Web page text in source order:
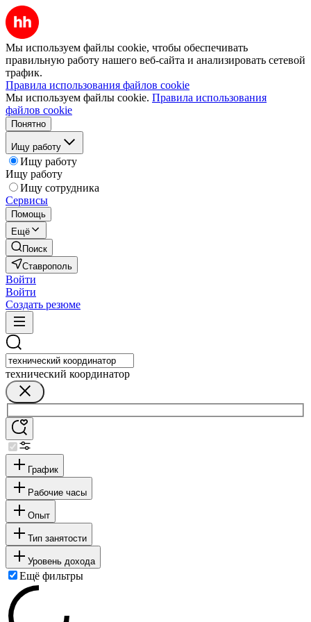
Мы используем файлы cookie, чтобы обеспечивать
правильную работу нашего веб-сайта и анализировать сетевой
трафик.
Правила использования файлов cookie
Мы используем файлы cookie. Правила использования
файлов cookie
Понятно
Ищу работу
Ищу работу
Ищу работу
Ищу сотрудника
Сервисы
Помощь
Ещё
Поиск
Ставрополь
Войти
Войти
Создать резюме
технический координатор
График
Рабочие часы
Опыт
Тип занятости
Уровень дохода
Ещё фильтры